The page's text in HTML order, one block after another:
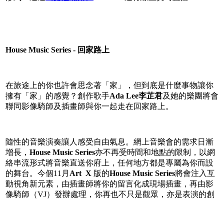
House Music Series - 回家路上
在旅途上的你也許會思念著「家」，但到底是什麼事物讓你
擁有「家」的感覺？創作歌手Ada Lee李芷君及她的樂團將會
聯同影像騎師及插畫師與你一起走在回家路上。
隨性的音樂演奏讓人感受自由氣息。網上音樂會的需求日漸
增長， House Music Series亦不再受時間和地點的限制，以網
絡串流形式將音樂直送你府上，任何地方都是專屬為你而設
的舞台。今個11月 Art X 版的House Music Series將會注入互
動視角新元素，由插畫師將你的留言化成現場插畫，再由影
像騎師（VJ）發辦處理，你再也不只是觀眾，亦是表演的創